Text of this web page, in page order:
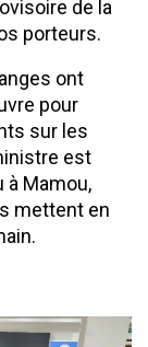
de la
porteurs.
ont
pour
sur les
est
Mamou,
mettent en